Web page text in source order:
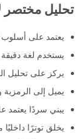
تحليل مختصر
يعتمد على أسلوب
يستخدم لغة دقيقة
يركز على تحليل
يميل إلى الرمزية
يبني سردًا يعتمد
يخلق توترًا